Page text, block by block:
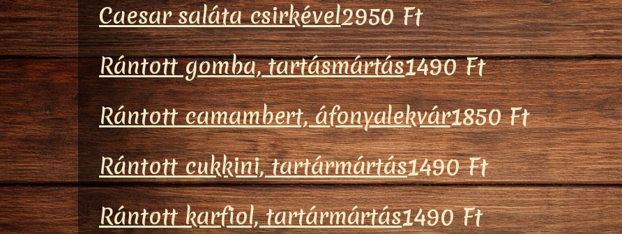
Caesar saláta csirkével2950 Ft
Rántott gomba, tartásmártás1490 Ft
Rántott camambert, áfonyalekvár1850 Ft
Rántott cukkini, tartármártás1490 Ft
Rántott karfiol, tartármártás1490 Ft